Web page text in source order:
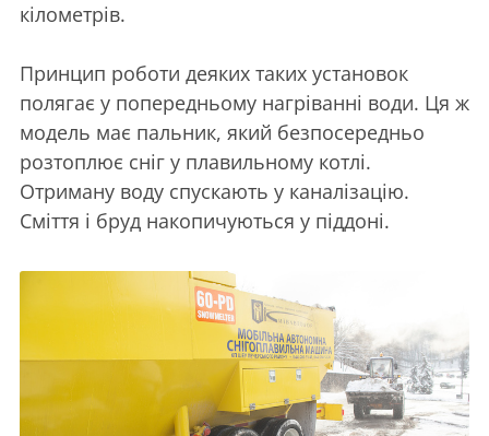
кілометрів.
Принцип роботи деяких таких установок
полягає у попередньому нагріванні води. Ця ж
модель має пальник, який безпосередньо
розтоплює сніг у плавильному котлі.
Отриману воду спускають у каналізацію.
Сміття і бруд накопичуються у піддоні.